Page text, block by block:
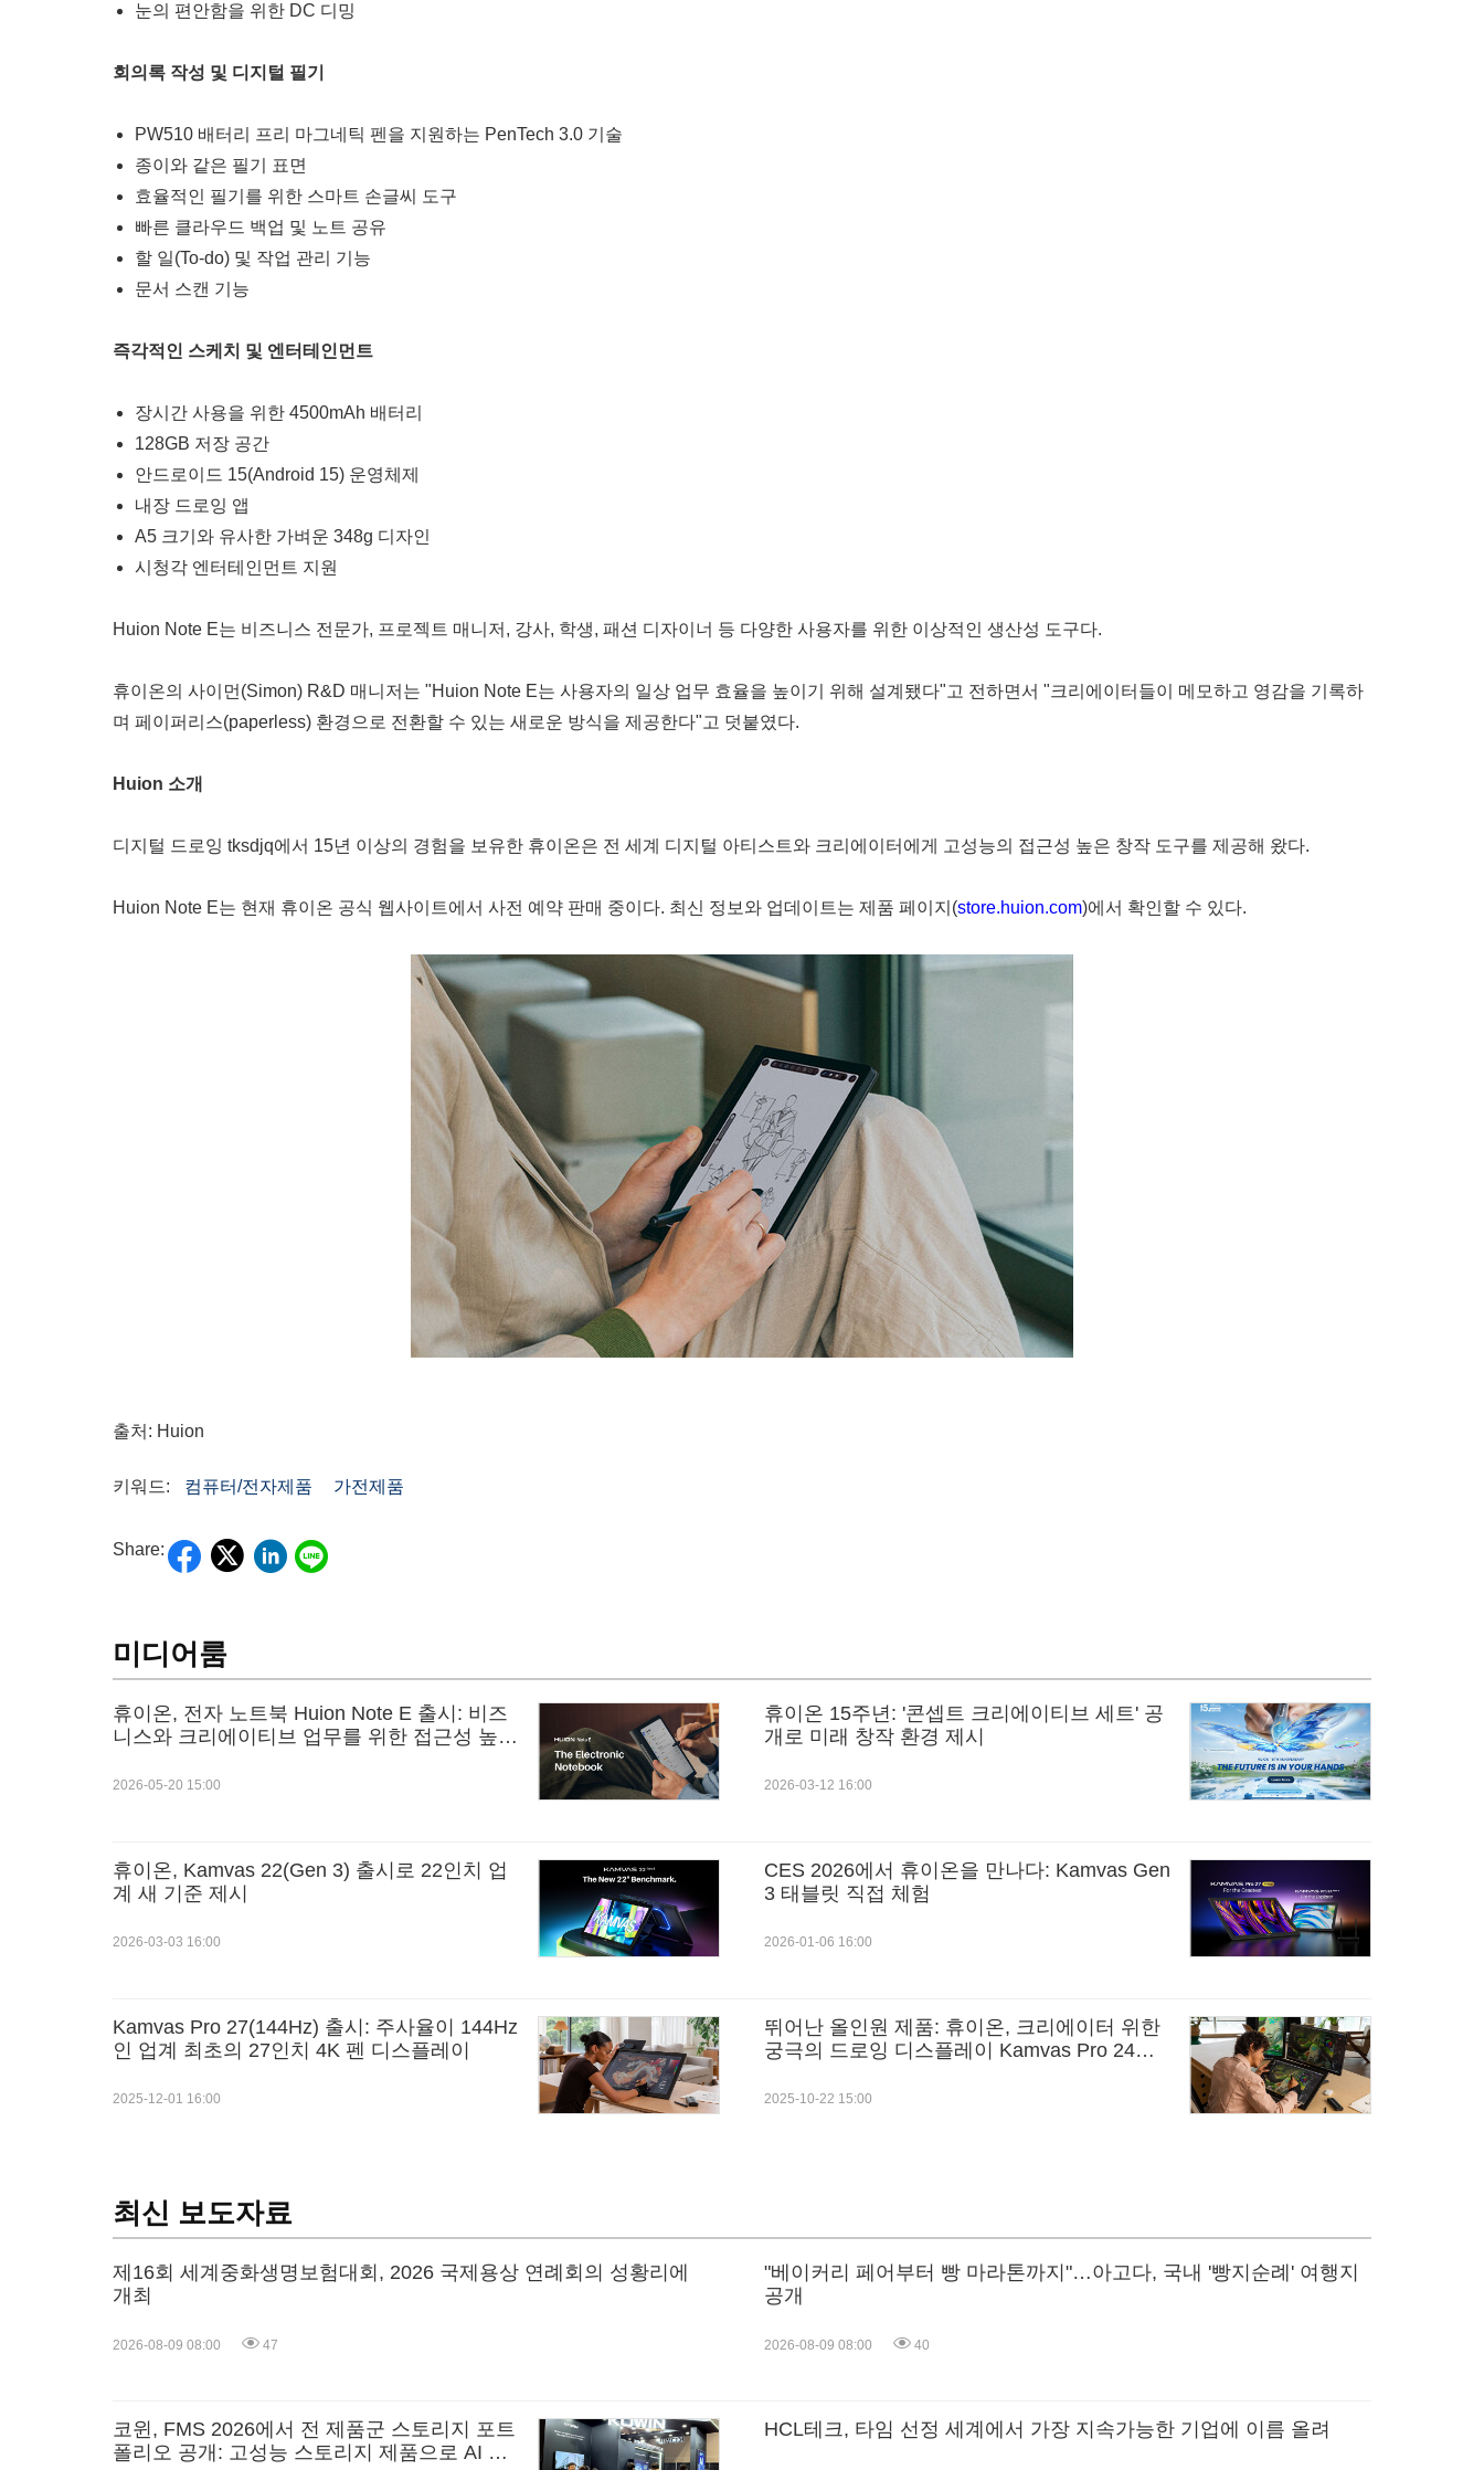
눈의 편안함을 위한 DC 디밍
회의록 작성 및 디지털 필기
PW510 배터리 프리 마그네틱 펜을 지원하는 PenTech 3.0 기술
종이와 같은 필기 표면
효율적인 필기를 위한 스마트 손글씨 도구
빠른 클라우드 백업 및 노트 공유
할 일(To-do) 및 작업 관리 기능
문서 스캔 기능
즉각적인 스케치 및 엔터테인먼트
장시간 사용을 위한 4500mAh 배터리
128GB 저장 공간
안드로이드 15(Android 15) 운영체제
내장 드로잉 앱
A5 크기와 유사한 가벼운 348g 디자인
시청각 엔터테인먼트 지원
Huion Note E는 비즈니스 전문가, 프로젝트 매니저, 강사, 학생, 패션 디자이너 등 다양한 사용자를 위한 이상적인 생산성 도구다.
휴이온의 사이먼(Simon) R&D 매니저는 "Huion Note E는 사용자의 일상 업무 효율을 높이기 위해 설계됐다"고 전하면서 "크리에이터들이 메모하고 영감을 기록하
며 페이퍼리스(paperless) 환경으로 전환할 수 있는 새로운 방식을 제공한다"고 덧붙였다.
Huion 소개
디지털 드로잉 tksdjq에서 15년 이상의 경험을 보유한 휴이온은 전 세계 디지털 아티스트와 크리에이터에게 고성능의 접근성 높은 창작 도구를 제공해 왔다.
Huion Note E는 현재 휴이온 공식 웹사이트에서 사전 예약 판매 중이다. 최신 정보와 업데이트는 제품 페이지(store.huion.com)에서 확인할 수 있다.
출처: Huion
키워드: 컴퓨터/전자제품 가전제품
Share:
미디어룸
휴이온, 전자 노트북 Huion Note E 출시: 비즈
니스와 크리에이티브 업무를 위한 접근성 높은
2026-05-20 15:00
휴이온 15주년: '콘셉트 크리에이티브 세트' 공
개로 미래 창작 환경 제시
2026-03-12 16:00
휴이온, Kamvas 22(Gen 3) 출시로 22인치 업
계 새 기준 제시
2026-03-03 16:00
CES 2026에서 휴이온을 만나다: Kamvas Gen
3 태블릿 직접 체험
2026-01-06 16:00
Kamvas Pro 27(144Hz) 출시: 주사율이 144Hz
인 업계 최초의 27인치 4K 펜 디스플레이
2025-12-01 16:00
뛰어난 올인원 제품: 휴이온, 크리에이터 위한
궁극의 드로잉 디스플레이 Kamvas Pro 24
2025-10-22 15:00
최신 보도자료
제16회 세계중화생명보험대회, 2026 국제용상 연례회의 성황리에
개최
2026-08-09 08:00 47
"베이커리 페어부터 빵 마라톤까지"…아고다, 국내 '빵지순례' 여행지
공개
2026-08-09 08:00 40
코윈, FMS 2026에서 전 제품군 스토리지 포트
폴리오 공개: 고성능 스토리지 제품으로 AI 혁
HCL테크, 타임 선정 세계에서 가장 지속가능한 기업에 이름 올려